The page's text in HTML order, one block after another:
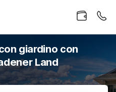
giardino con
Land